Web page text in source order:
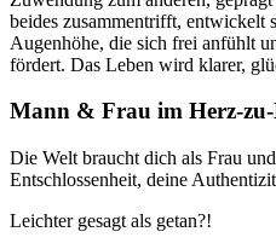
beides zusammentrifft, entwickelt
Augenhöhe, die sich frei anfühlt
fördert. Das Leben wird klarer,
Mann & Frau im Herz-
Die Welt braucht dich als Frau
Entschlossenheit, deine
Leichter gesagt als getan?!